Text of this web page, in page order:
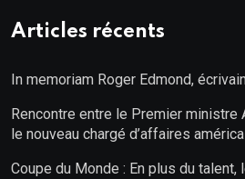
Articles récents
In memoriam Roger Edmond,
Rencontre entre le Premier
le nouveau chargé d’affaires
Coupe du Monde : En plus du